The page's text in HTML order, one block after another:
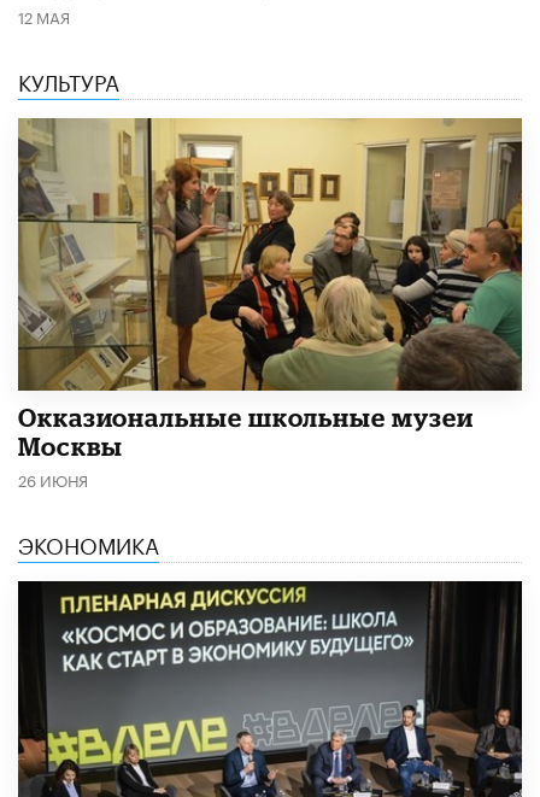
12 МАЯ
КУЛЬТУРА
​Окказиональные школьные музеи
Москвы
26 ИЮНЯ
ЭКОНОМИКА